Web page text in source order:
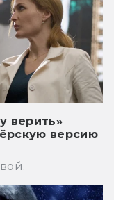
верить»
версию